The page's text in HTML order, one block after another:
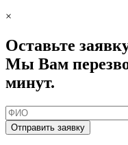
×
Оставьте
Мы Вам
минут.
Отправить заявку